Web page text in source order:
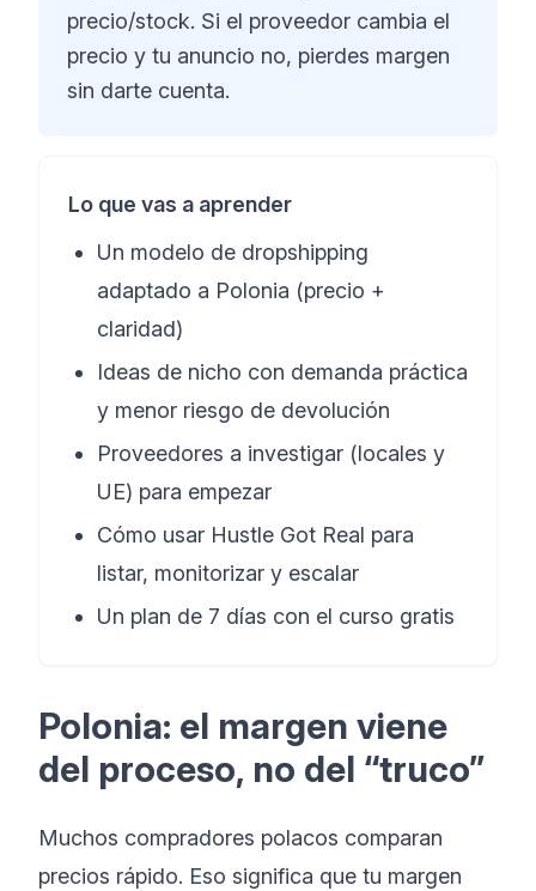
precio/stock. Si el proveedor cambia el
precio y tu anuncio no, pierdes margen
sin darte cuenta.
Lo que vas a aprender
Un modelo de dropshipping
adaptado a Polonia (precio +
claridad)
Ideas de nicho con demanda práctica
y menor riesgo de devolución
Proveedores a investigar (locales y
UE) para empezar
Cómo usar Hustle Got Real para
listar, monitorizar y escalar
Un plan de 7 días con el curso gratis
Polonia: el margen viene
del proceso, no del “truco”
Muchos compradores polacos comparan
precios rápido. Eso significa que tu margen